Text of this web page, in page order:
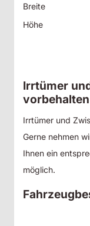
Breite
Höhe
Irrtümer
vorbehalten
Irrtümer und
Gerne nehmen
Ihnen ein
möglich.